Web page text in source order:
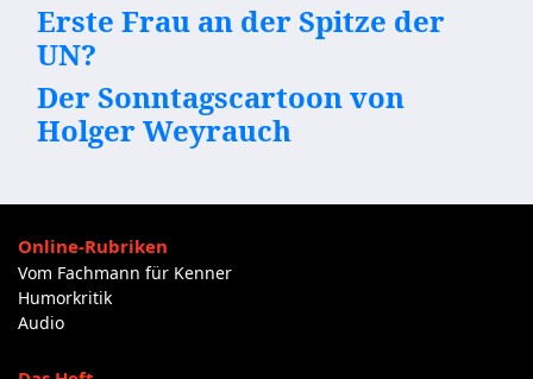
Erste Frau an der Spitze der
UN?
Der Sonntagscartoon von
Holger Weyrauch
Online-Rubriken
Vom Fachmann für Kenner
Humorkritik
Audio